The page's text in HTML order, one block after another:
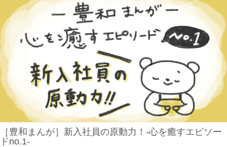
［豊和まんが］新入社員の原動力！-心を癒すエピソー
ドno.1-